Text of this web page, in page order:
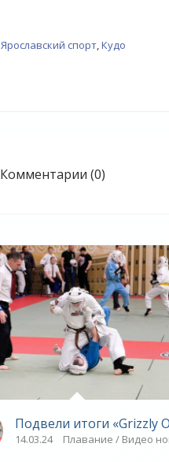
Ярославский спорт,Кудо
Комментарии (0)
Подвели итоги «Grizzly
14.03.24 Плавание / Видео